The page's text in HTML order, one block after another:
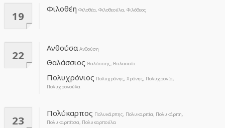
19
Φιλοθέη Φιλοθέα, Φιλοθεούλα, Φιλόθεος
22
Ανθούσα Ανθούση
Θαλάσσιος Θαλάσσης, Θαλασσία
Πολυχρόνιος Πολυχρόνης, Χρόνης, Πολυχρονία,
Πολυχρονούλα
23
Πολύκαρπος Πολυκάρπης, Πολυκαρπία, Πολυκάρπη,
Πολυκαρπίτσα, Πολυκαρπούλα